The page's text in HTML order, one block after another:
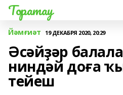
Торатау
Йәмғиәт 19 ДЕКАБРЯ 2020, 20:29
Әсәйҙәр
ниндәй доға
тейеш